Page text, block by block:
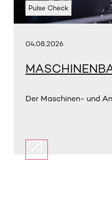
Pulse Check
04.08.2026
Der Maschinen- und